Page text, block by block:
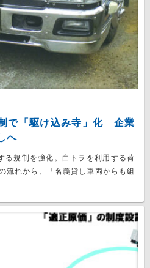
で「駆け込み寺」化 企業
へ
る規制を強化。白トラを利用する荷
流れから、「名義貸し車両からも組